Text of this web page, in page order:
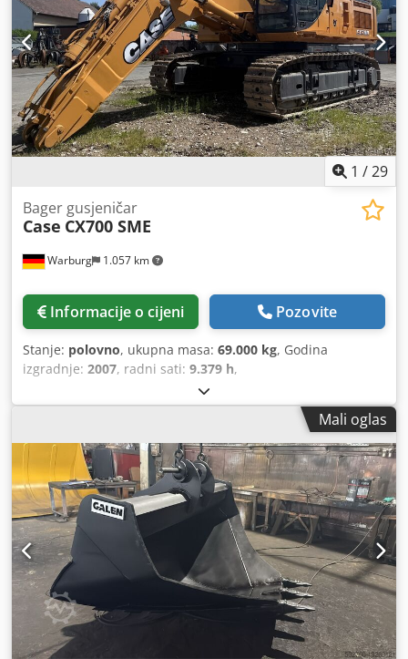
1 /29
Warburg 1.057 km
Bager gusjeničar
Case CX700 SME
Informacije o cijeni Pozovite
Stanje: polovno, ukupna masa: 69.000 kg, Godina
izgradnje: 2007, radni sati: 9.379 h,
Mali oglas